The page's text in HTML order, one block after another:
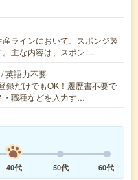
ラインにおいて、スポンジ製
。主な内容は、スポン…
英語力不要
だけでもOK！履歴書不要で
職種などを入力す…
40代 50代 60代